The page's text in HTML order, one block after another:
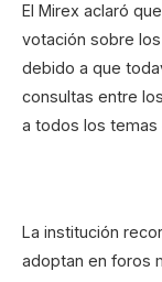
El Mirex aclaró
votación sobre
debido a que
consultas entre
a todos los temas
La institución
adoptan en foros